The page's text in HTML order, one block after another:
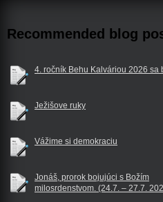
Recommended blog
4. ročník Behu Kalváriou 2026 sa
Ježišove ruky
Vážime si demokraciu
Jonáš, prorok bojujúci s Božím
milosrdenstvom. (24.7. – 27.7.